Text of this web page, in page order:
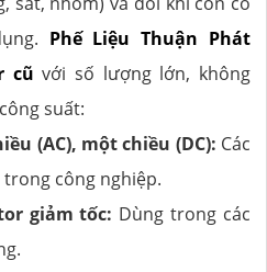
Phế Liệu Thuận Phát
cũ với số lượng lớn, không
suất:
(AC), một chiều (DC): Các
công nghiệp.
giảm tốc: Dùng trong các